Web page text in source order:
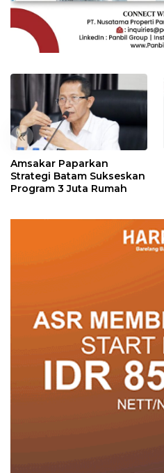
«
Amsakar Paparkan
Strategi Batam Sukseskan
Program 3 Juta Rumah